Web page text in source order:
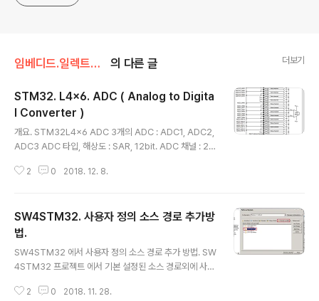
임베디드.일렉트로닉스/STM32 의 다른 글 더보기
STM32. L4x6. ADC ( Analog to Digita
l Converter )
개요. STM32L4x6 ADC 3개의 ADC : ADC1, ADC2,
ADC3 ADC 타입, 해상도 : SAR, 12bit. ADC 채널 : 20
e features – Up to 3 ADCs, out of which two of th
ADC2 is connected to 16 external channels + 2 i
nternal channels ADC3 is connected to 12 exter
nal channels + 4 internal channels –..
2 0 2018. 12. 8.
SW4STM32. 사용자 정의 소스 경로 추가방
법.
SW4STM32 에서 사용자 정의 소스 경로 추가 방법. SW
4STM32 프로젝트 에서 기본 설정된 소스 경로외에 사용
사용자 추가한 LXSL 폴더가 있고 하위에 LXSL_SET0, 1,
2 0 2018. 11. 28.